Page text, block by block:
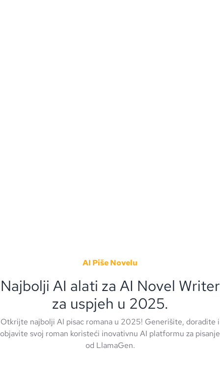
AI Piše Novelu
Najbolji AI alati za AI Novel Writer
za uspjeh u 2025.
Otkrijte najbolji AI pisac romana u 2025! Generišite, doradite i
objavite svoj roman koristeći inovativnu AI platformu za pisanje
od LlamaGen.